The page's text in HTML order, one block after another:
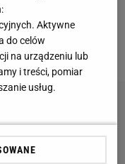
trzydaniowy
do kosza balonu, z
Aktywne
do celów
na urządzeniu lub
i treści, pomiar
usług.